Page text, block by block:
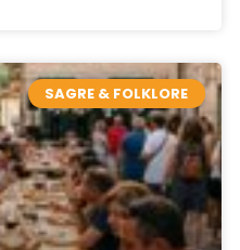
SAGRE & FOLKLORE